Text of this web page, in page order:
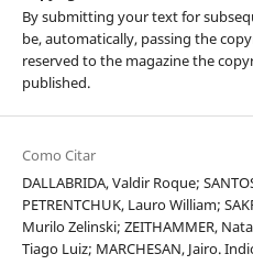
By submitting your text for
be, automatically, passing the
reserved to the magazine the
published.
Como Citar
DALLABRIDA, Valdir Roque;
PETRENTCHUK, Lauro William;
Murilo Zelinski; ZEITHAMMER,
Tiago Luiz; MARCHESAN, Jairo.